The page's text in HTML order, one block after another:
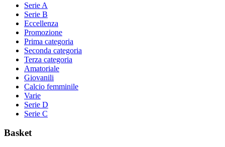
Serie A
Serie B
Eccellenza
Promozione
Prima categoria
Seconda categoria
Terza categoria
Amatoriale
Giovanili
Calcio femminile
Varie
Serie D
Serie C
Basket